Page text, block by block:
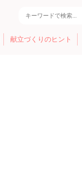
献立づくりのヒント